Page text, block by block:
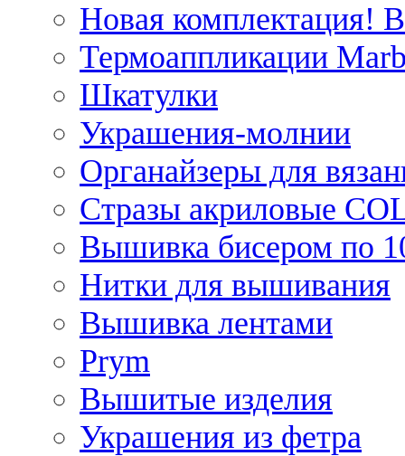
Новая комплектация!
Термоаппликации
Шкатулки
Украшения-молнии
Органайзеры для
Стразы акриловые
Вышивка бисером по
Нитки для вышивания
Вышивка лентами
Prym
Вышитые изделия
Украшения из фетра